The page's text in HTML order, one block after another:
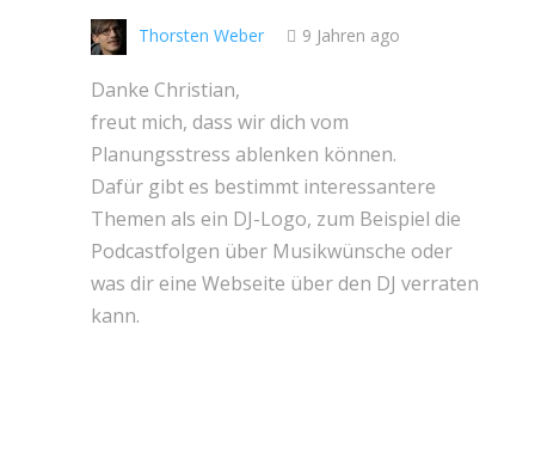
Thorsten Weber 9 Jahren ago
Danke Christian,
freut mich, dass wir dich vom
Planungsstress ablenken können.
Dafür gibt es bestimmt interessantere
Themen als ein DJ-Logo, zum Beispiel die
Podcastfolgen über Musikwünsche oder
was dir eine Webseite über den DJ verraten
kann.